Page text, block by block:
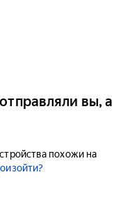
вы, а
похожи на